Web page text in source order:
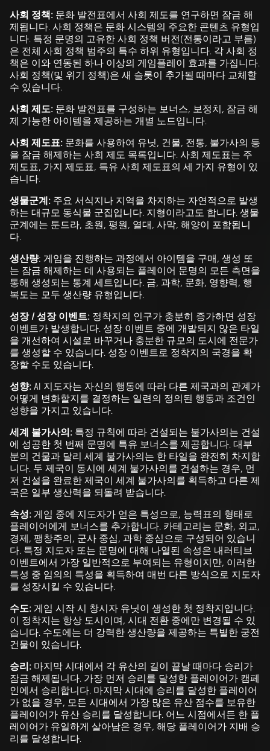
사회 정책: 문화 발전표에서 사회 제도를 연구하면 잠금 해
제됩니다. 사회 정책은 문화 시스템의 주요한 콘텐츠 유형입
니다. 특정 문명의 고유한 사회 정책 버전(전통이라고 부름)
은 전체 사회 정책 범주의 특수 하위 유형입니다. 각 사회 정
책은 이와 연동된 하나 이상의 게임플레이 효과를 가집니다.
사회 정책(및 위기 정책)은 새 슬롯이 추가될 때마다 교체할
수 있습니다.
사회 제도: 문화 발전표를 구성하는 보너스, 보정치, 잠금 해
제 가능한 아이템을 제공하는 개별 노드입니다.
사회 제도표: 문화를 사용하여 유닛, 건물, 전통, 불가사의 등
을 잠금 해제하는 사회 제도 목록입니다. 사회 제도표는 주
제도표, 가지 제도표, 특유 사회 제도표의 세 가지 유형이 있
습니다.
생물군계: 주요 서식지나 지역을 차지하는 자연적으로 발생
하는 대규모 동식물 군집입니다. 지형이라고도 합니다. 생물
군계에는 툰드라, 초원, 평원, 열대, 사막, 해양이 포함됩니
다.
생산량: 게임을 진행하는 과정에서 아이템을 구매, 생성 또
는 잠금 해제하는 데 사용되는 플레이어 문명의 모든 측면을
통해 생성되는 통계 세트입니다. 금, 과학, 문화, 영향력, 행
복도는 모두 생산량 유형입니다.
성장 / 성장 이벤트: 정착지의 인구가 충분히 증가하면 성장
이벤트가 발생합니다. 성장 이벤트 중에 개발되지 않은 타일
을 개선하여 시설로 바꾸거나 충분한 규모의 도시에 전문가
를 생성할 수 있습니다. 성장 이벤트로 정착지의 국경을 확
장할 수도 있습니다.
성향:AI 지도자는 자신의 행동에 따라 다른 제국과의 관계가
어떻게 변화할지를 결정하는 일련의 정의된 행동과 조건인
성향을 가지고 있습니다.
세계 불가사의: 특정 규칙에 따라 건설되는 불가사의는 건설
에 성공한 첫 번째 문명에 특유 보너스를 제공합니다. 대부
분의 건물과 달리 세계 불가사의는 한 타일을 완전히 차지합
니다. 두 제국이 동시에 세계 불가사의를 건설하는 경우, 먼
저 건설을 완료한 제국이 세계 불가사의를 획득하고 다른 제
국은 일부 생산력을 되돌려 받습니다.
속성: 게임 중에 지도자가 얻은 특성으로, 능력표의 형태로
플레이어에게 보너스를 추가합니다. 카테고리는 문화, 외교,
경제, 팽창주의, 군사 중심, 과학 중심으로 구성되어 있습니
다. 특정 지도자 또는 문명에 대해 나열된 속성은 내러티브
이벤트에서 가장 일반적으로 부여되는 유형이지만, 이러한
특성 중 임의의 특성을 획득하여 매번 다른 방식으로 지도자
를 성장시킬 수 있습니다.
수도: 게임 시작 시 창시자 유닛이 생성한 첫 정착지입니다.
이 정착지는 항상 도시이며, 시대 전환 중에만 변경될 수 있
습니다. 수도에는 더 강력한 생산량을 제공하는 특별한 궁전
건물이 있습니다.
승리: 마지막 시대에서 각 유산의 길이 끝날 때마다 승리가
잠금 해제됩니다. 가장 먼저 승리를 달성한 플레이어가 캠페
인에서 승리합니다. 마지막 시대에 승리를 달성한 플레이어
가 없을 경우, 모든 시대에서 가장 많은 유산 점수를 보유한
플레이어가 유산 승리를 달성합니다. 어느 시점에서든 한 플
레이어가 유일하게 살아남은 경우, 해당 플레이어가 지배 승
리를 달성합니다.